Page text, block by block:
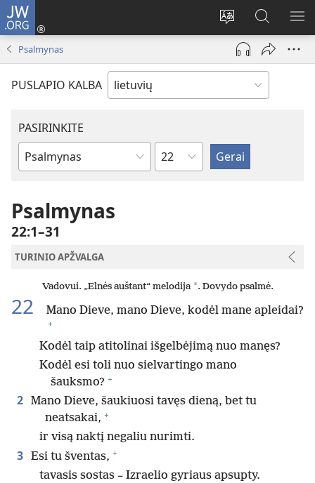
JW.ORG
Pakeisti
svetainės
kalbą
Prisijungti
(atsiveria
naujas
langas)
Paieška
svetainėje
JW.ORG
Psalmynas
PUSLAPIO KALBA
PASIRINKITE
Biblijos
skyrius
Psalmynas
22:1–31
TURINIO APŽVALGA
Vadovui. „Elnės auštant“ melodija *. Dovydo psalmė.
22 Mano Dieve, mano Dieve, kodėl mane apleidai?
+
Kodėl taip atitolinai išgelbėjimą nuo manęs?
Kodėl esi toli nuo sielvartingo mano
šauksmo? +
2 Mano Dieve, šaukiuosi tavęs dieną, bet tu
neatsakai, +
ir visą naktį negaliu nurimti.
3 Esi tu šventas, +
tavasis sostas – Izraelio gyriaus apsupty.